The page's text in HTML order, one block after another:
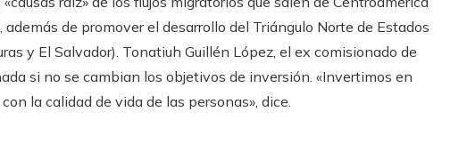
de promover el desarrollo del Triángulo Norte de Estados
y El Salvador). Tonatiuh Guillén López, el ex comisionado de
si no se cambian los objetivos de inversión. «Invertimos en
la calidad de vida de las personas», dice.